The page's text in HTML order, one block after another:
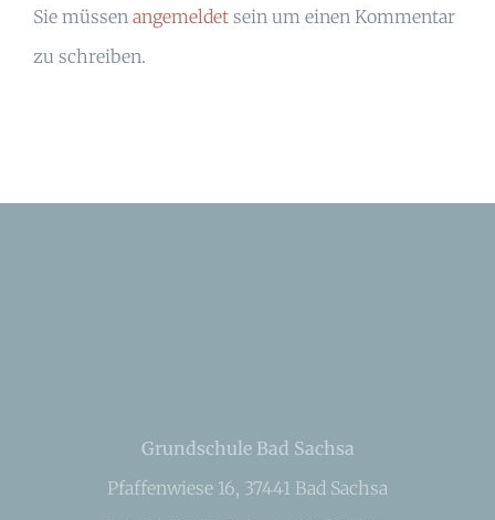
Sie müssen angemeldet sein um einen Kommentar
zu schreiben.
Grundschule Bad Sachsa
Pfaffenwiese 16, 37441 Bad Sachsa